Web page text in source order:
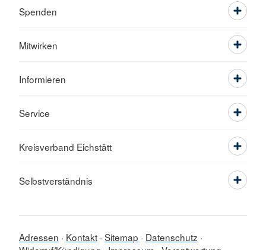
Spenden
Mitwirken
Informieren
Service
Kreisverband Eichstätt
Selbstverständnis
Adressen Kontakt Sitemap
Datenschutz